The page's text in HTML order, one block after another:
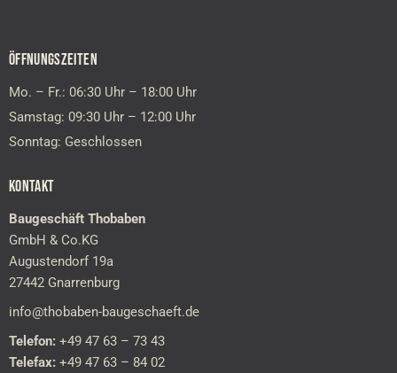
ÖFFNUNGSZEITEN
Mo. – Fr.: 06:30 Uhr – 18:00 Uhr
Samstag: 09:30 Uhr – 12:00 Uhr
Sonntag: Geschlossen
KONTAKT
Baugeschäft Thobaben
GmbH & Co.KG
Augustendorf 19a
27442 Gnarrenburg
info@thobaben-baugeschaeft.de
Telefon: +49 47 63 – 73 43
Telefax: +49 47 63 – 84 02